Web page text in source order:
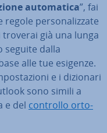
au­to­ma­ti­ca”, fai
regole per­so­na­liz­za­te
già una lunga
seguite dalla
alle tue esigenze.
e i dizionari
sono simili a
e del controllo or­to­